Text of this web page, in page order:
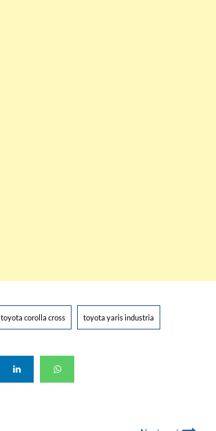
toyota corolla cross toyota yaris industria